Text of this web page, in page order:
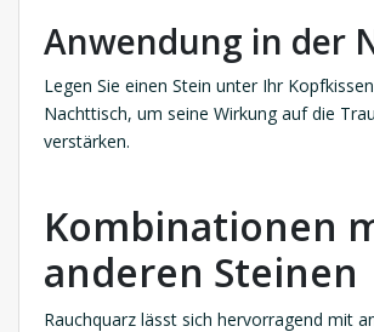
Anwendung in der
Legen Sie einen Stein unter Ihr
Nachttisch, um seine Wirkung auf die
verstärken.
Kombinationen
anderen Steinen
Rauchquarz lässt sich hervorragend mit